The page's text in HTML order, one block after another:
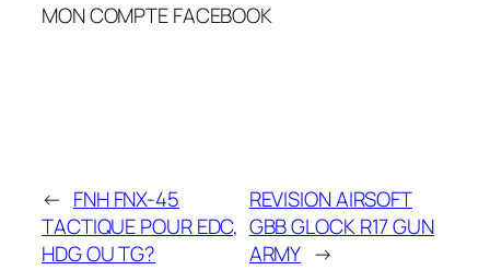
MON COMPTE FACEBOOK
← FNH FNX-45
TACTIQUE POUR EDC,
HDG OU TG?
REVISION AIRSOFT
GBB GLOCK R17 GUN
ARMY →